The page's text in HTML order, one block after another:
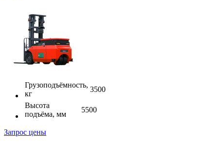
Грузоподъёмность,
кг
3500
Высота
подъёма, мм
5500
Запрос цены